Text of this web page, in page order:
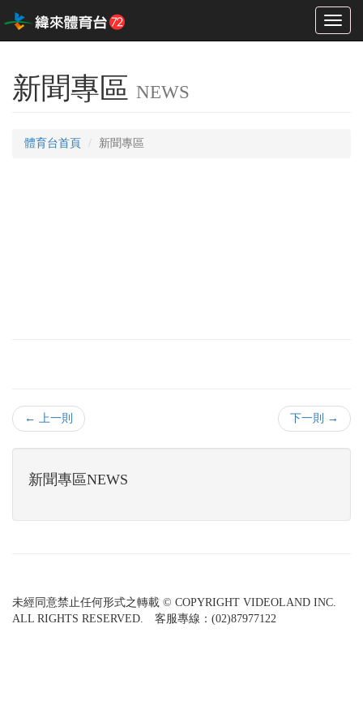
Toggle
新聞專區 NEWS
體育台首頁 新聞專區
← 上一則 下一則 →
新聞專區NEWS
未經同意禁止任何形式之轉載 © COPYRIGHT VIDEOLAND INC.
ALL RIGHTS RESERVED. 客服專線：(02)87977122